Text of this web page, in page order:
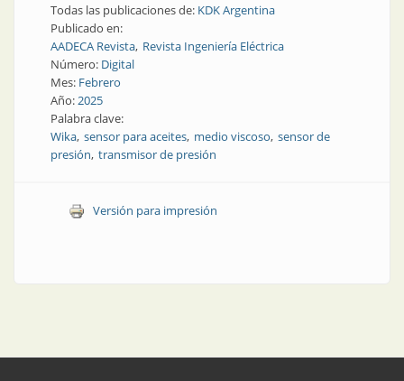
Todas las publicaciones de: KDK Argentina
Publicado en:
AADECA Revista Revista Ingeniería Eléctrica
Número: Digital
Mes: Febrero
Año:2025
Palabra clave:
Wika sensor para aceites medio viscoso sensor de
presión transmisor de presión
Versión para impresión